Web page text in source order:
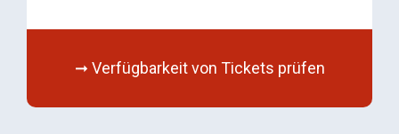
➞ Verfügbarkeit von Tickets prüfen